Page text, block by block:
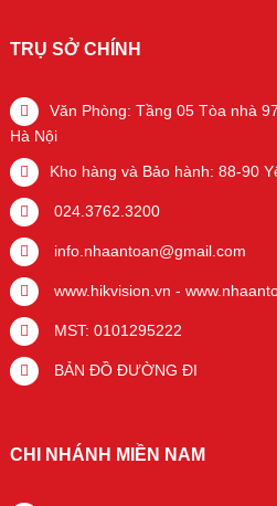
TRỤ SỞ CHÍNH
Văn Phòng: Tầng 05 Tòa nhà
Hà Nội
Kho hàng và Bảo hành: 88-90
024.3762.3200
info.nhaantoan@gmail.com
www.hikvision.vn -
MST: 0101295222
BẢN ĐỒ ĐƯỜNG ĐI
CHI NHÁNH MIỀN NAM